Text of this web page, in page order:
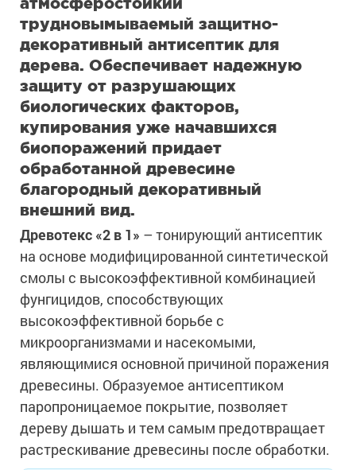
трудновымываемый защитно-
декоративный антисептик для
дерева. Обеспечивает надежную
защиту от разрушающих
биологических факторов,
купирования уже начавшихся
биопоражений придает
обработанной древесине
благородный декоративный
внешний вид.
Древотекс «2 в 1» – тонирующий антисептик
на основе модифицированной синтетической
смолы с высокоэффективной комбинацией
фунгицидов, способствующих
высокоэффективной борьбе с
микроорганизмами и насекомыми,
являющимися основной причиной поражения
древесины. Образуемое антисептиком
паропроницаемое покрытие, позволяет
дереву дышать и тем самым предотвращает
растрескивание древесины после обработки.